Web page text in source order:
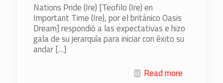
Nations Pride (Ire) [Teofilo (Ire) en
Important Time (Ire), por el británico Oasis
Dream] respondió a las expectativas e hizo
gala de su jerarquía para iniciar con éxito su
andar[…]
Read more